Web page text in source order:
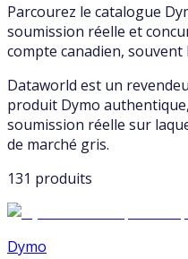
Parcourez le catalogue
soumission réelle et
compte canadien,
Dataworld est un
produit Dymo
soumission réelle sur
de marché gris.
131 produits
Dymo